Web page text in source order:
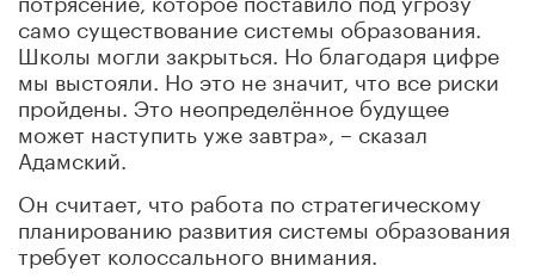
само существование системы образования.
Школы могли закрыться. Но благодаря цифре
мы выстояли. Но это не значит, что все риски
пройдены. Это неопределённое будущее
может наступить уже завтра», – сказал
Адамский.
Он считает, что работа по стратегическому
планированию развития системы образования
требует колоссального внимания.